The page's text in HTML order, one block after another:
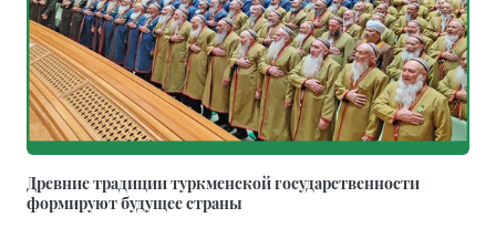
Древние традиции туркменской государственности
формируют будущее страны